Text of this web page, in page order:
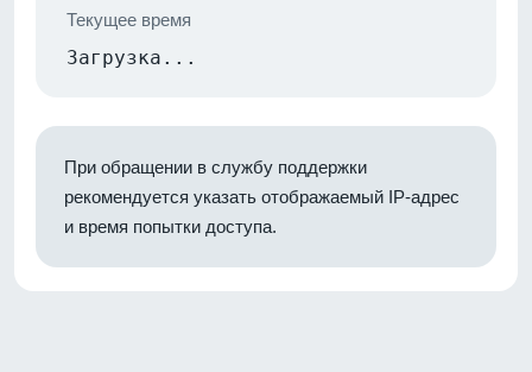
Текущее время
Загрузка...
При обращении в службу поддержки
рекомендуется указать отображаемый IP-адрес
и время попытки доступа.